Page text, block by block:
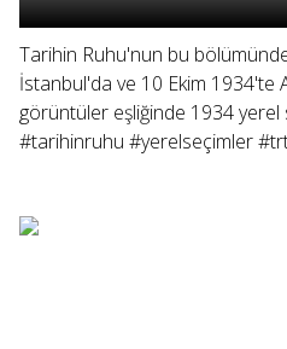
Tarihin Ruhu'nun bu
İstanbul'da ve 10 Ekim 1934'te
görüntüler eşliğinde 1934
#tarihinruhu #yerelseçimler